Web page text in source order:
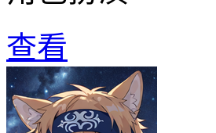
查看